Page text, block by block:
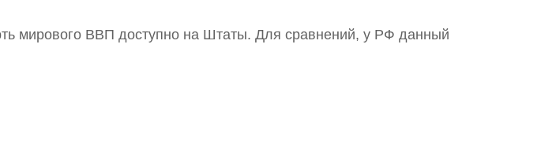
мирового ВВП доступно на Штаты. Для сравнений, у РФ данный